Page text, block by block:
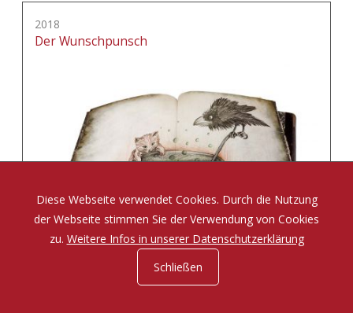
2018
Der Wunschpunsch
Eine Zauberposse von Michael Ende
Diese Webseite verwendet Cookies. Durch die Nutzung
der Webseite stimmen Sie der Verwendung von Cookies
zu. Weitere Infos in unserer Datenschutzerklärung
Schließen